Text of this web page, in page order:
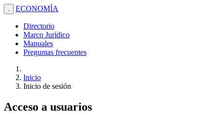
. ECONOMÍA
Directorio
Marco Jurídico
Manuales
Preguntas frecuentes
Inicio
Inicio de sesión
Acceso a usuarios